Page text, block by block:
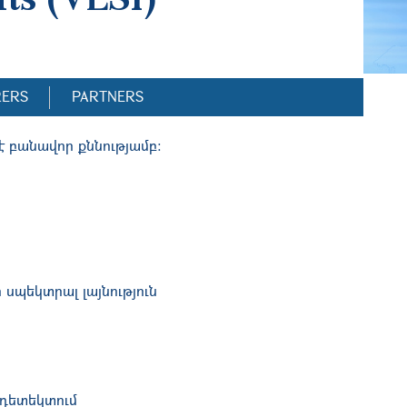
PARTNERS
բանավոր քննությամբ:
լայնություն